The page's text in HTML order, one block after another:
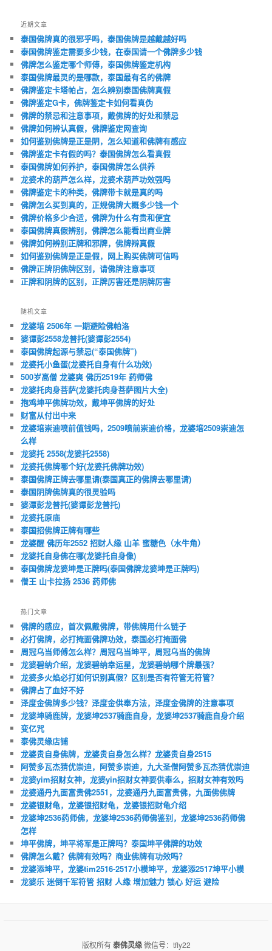
近期文章
泰国佛牌真的很邪乎吗，泰国佛牌是越戴越好吗
泰国佛牌鉴定需要多少钱，在泰国请一个佛牌多少钱
佛牌怎么鉴定哪个师傅，泰国佛牌鉴定机构
泰国佛牌最灵的是哪款，泰国最有名的佛牌
佛牌鉴定卡塔帕占，怎么辨别泰国佛牌真假
佛牌鉴定G卡，佛牌鉴定卡如何看真伪
佛牌的禁忌和注意事项，戴佛牌的好处和禁忌
佛牌如何辨认真假，佛牌鉴定网查询
如何鉴别佛牌是正是阴，怎么知道和佛牌有感应
佛牌鉴定卡有假的吗？泰国佛牌怎么看真假
泰国佛牌如何养护，泰国佛牌怎么供养
龙婆术的葫芦怎么样，龙婆术葫芦功效强吗
佛牌鉴定卡的种类，佛牌带卡就是真的吗
佛牌怎么买到真的，正规佛牌大概多少钱一个
佛牌价格多少合适，佛牌为什么有贵和便宜
泰国佛牌真假辨别，佛牌怎么能看出商业牌
佛牌如何辨别正牌和邪牌，佛牌辩真假
如何鉴别佛牌是正是假，网上购买佛牌可信吗
佛牌正牌阴佛牌区别，请佛牌注意事项
正牌和阴牌的区别，正牌厉害还是阴牌厉害
随机文章
龙婆培 2506年 一期避险佛帕洛
婆谭彭2558龙普托(婆谭彭2554)
泰国佛牌起源与禁忌(“泰国佛牌”)
龙婆托小鱼蛋(龙婆托自身有什么功效)
500岁高僧 龙婆爽 佛历2519年 药师佛
龙婆托肉身菩萨(龙婆托肉身菩萨图片大全)
抱鸡坤平佛牌功效，戴坤平佛牌的好处
财富从付出中来
龙婆培崇迪喷前值钱吗，2509喷前崇迪价格，龙婆培2509崇迪怎
么样
龙婆托 2558(龙婆托2558)
龙婆托佛牌哪个好(龙婆托佛牌功效)
泰国佛牌正牌去哪里请(泰国真正的佛牌去哪里请)
泰国阴牌佛牌真的很灵验吗
婆潭彭龙普托(婆谭彭龙普托)
龙婆托原庙
泰国招佛牌正牌有哪些
龙婆醒 佛历年2552 招财人缘 山羊 蜜糖色（水牛角）
龙婆托自身佛在哪(龙婆托自身像)
泰国佛牌龙婆坤是正牌吗(泰国佛牌龙婆坤是正牌吗)
僧王 山卡拉扬 2536 药师佛
热门文章
佛牌的感应，首次佩戴佛牌，带佛牌用什么链子
必打佛牌，必打掩面佛牌功效，泰国必打掩面佛
周冠乌当师傅怎么样？周冠乌当坤平，周冠乌当的佛牌
龙婆碧纳介绍，龙婆碧纳幸运星，龙婆碧纳哪个牌最强？
龙婆多火焰必打如何识别真假？区别是否有符管无符管？
佛牌占了血好不好
泽度金佛牌多少钱？泽度金供奉方法，泽度金佛牌的注意事项
龙婆坤骑鹿牌，龙婆坤2537骑鹿自身，龙婆坤2537骑鹿自身介绍
变亿咒
泰佛灵缘店铺
龙婆贵自身佛牌，龙婆贵自身怎么样？龙婆贵自身2515
阿赞多瓦杰猜优崇迪，阿赞多崇迪，九大圣僧阿赞多瓦杰猜优崇迪
龙婆yim招财女神，龙婆yin招财女神要供奉么，招财女神有效吗
龙婆通丹九面富贵佛2551，龙婆通丹九面富贵佛，九面佛佛牌
龙婆银财龟，龙婆银招财龟，龙婆银招财龟介绍
龙婆坤2536药师佛，龙婆坤2536药师佛鉴别，龙婆坤2536药师佛
怎样
坤平佛牌，坤平将军是正牌吗？泰国坤平佛牌的功效
佛牌怎么戴？佛牌有效吗？商业佛牌有功效吗？
龙婆添坤平，龙婆tim2516-2517小模坤平，龙婆添2517坤平小模
龙婆乐 迷倒千军符管 招财 人缘 增加魅力 锁心 好运 避险
版权所有泰佛灵缘微信号：tfly22